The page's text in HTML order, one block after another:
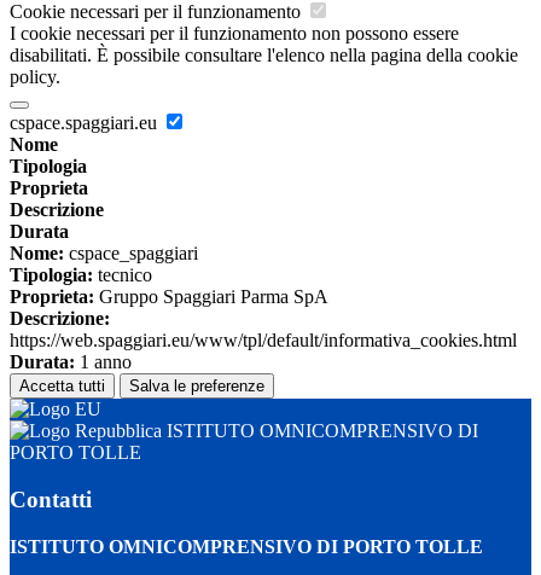
Cookie necessari per il funzionamento
I cookie necessari per il funzionamento non possono essere
disabilitati. È possibile consultare l'elenco nella pagina della cookie
policy.
cspace.spaggiari.eu
Nome
Tipologia
Proprieta
Descrizione
Durata
Nome: cspace_spaggiari
Tipologia: tecnico
Proprieta: Gruppo Spaggiari Parma SpA
Descrizione:
https://web.spaggiari.eu/www/tpl/default/informativa_cookies.html
Durata: 1 anno
Accetta tutti Salva le preferenze
ISTITUTO OMNICOMPRENSIVO DI
PORTO TOLLE
Contatti
ISTITUTO OMNICOMPRENSIVO DI PORTO TOLLE